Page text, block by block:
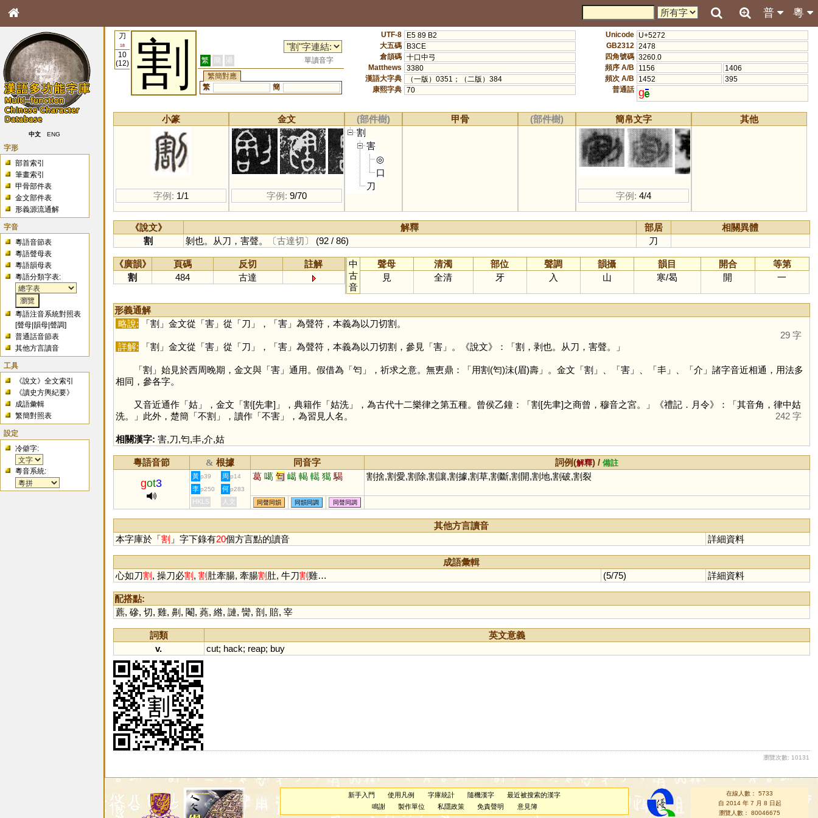
粵
普
中文 ENG
字形
部首索引
筆畫索引
甲骨部件表
金文部件表
形義源流通解
字音
粵語音節表
粵語聲母表
粵語韻母表
粵語分類字表:
粵語注音系統對照表
[聲母 |韻母 |聲調]
普通話音節表
其他方言讀音
工具
《說文》全文索引
《讀史方輿紀要》
成語彙輯
繁簡對照表
設定
冷僻字:
粵音系統:
刀
18
10
(12)
割 繁 簡 港
單讀音字
繁簡對應
繁
簡
UTF-8
E5 89 B2
大五碼
B3CE
倉頡碼 十口中弓
Matthews
3380
漢語大字典
（一版）0351；（二版）384
康熙字典 70
Unicode U+5272
GB2312 2478
四角號碼 3260.0
頻序 A/B
1156
1406
頻次 A/B
1452
395
普通話 g
小篆
字例: 1/1
金文
字例: 9/70
(部件樹)
割
害
◎
口
刀
甲骨 (部件樹) 簡帛文字
字例: 4/4
其他
《說文》 解釋 部居
相關異體
割
剝也。从刀，害聲。 〔古達切〕 (92 / 86) 刀
《廣韻》 頁碼 反切
註解
割
484 古達
中
古
音
聲母 清濁 部位 聲調 韻攝 韻目 開合
等第
見
全清 牙 入 山 寒/曷 開 一
形義通解
略說: 「割 」金文從「害」從「刀 」，「害」為聲符，本義為以刀切割。
29 字
詳解: 「割 」金文從「害」從「刀 」，「害」為聲符，本義為以刀切割，參見「害」。《說文》：「割，剥也。从刀，害聲。」
「割 」始見於西周晚期，金文與「害」通用。假借為「匄 」，祈求之意。無叀鼎：「用割(匄)沬(眉)壽」。金文「割 」、「害」、「丯 」、「介 」諸字音近相通，用法多
相同，參各字。
又音近通作「姑」，金文「割[先聿]」，典籍作「姑洗」，為古代十二樂律之第五種。曾侯乙鐘：「割[先聿]之商曾，穆音之宮。」《禮記．月令》：「其音角，律中姑
洗。」此外，楚簡「不割」，讀作「不害」，為習見人名。
242 字
相關漢字: 害,刀,匄,丯,介,姑
粵語音節 & 根據 同音字 詞例(解釋) /備註
got3
黃 p39 周 p14 葛 噶 匄 嶱 輵 轕 獦 騔 割捨,割愛,割除,割讓,割據,割草,割斷,割開,割地,割破,割裂
李 p250 何 p283
HKLS 人文 同聲同韻 同韻同調 同聲同調
其他方言讀音
本字庫於「割 」字下錄有20個方言點的讀音 詳細資料
成語彙輯
心如刀割 , 操刀必割 , 割 肚牽腸, 牽腸割 肚, 牛刀割雞… (5/75) 詳細資料
配搭點:
藨, 磣, 切, 雞, 劓 , 閹, 蕘, 綹, 謰, 臠, 剖 , 賠, 宰
詞類
英文意義
v.
cut; hack; reap; buy
瀏覽次數: 10131
新手入門 使用凡例 字庫統計 隨機漢字
最近被搜索的漢字
鳴謝
製作單位 私隱政策 免責聲明 意見簿
在線人數： 5733
自 2014 年 7 月 8 日起
瀏覽人數： 80046675